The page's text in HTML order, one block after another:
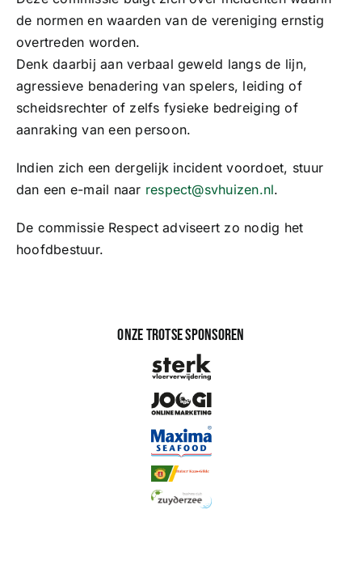
Sponsoren
Commissies
ClubTV
Club van 100
Activiteiten
Commissie Respect
Overige commissies
de normen en waarden van de vereniging ernstig
overtreden worden.
Denk daarbij aan verbaal geweld langs de lijn,
agressieve benadering van spelers, leiding of
scheidsrechter of zelfs fysieke bedreiging of
aanraking van een persoon.
Indien zich een dergelijk incident voordoet, stuur
dan een e-mail naar respect@svhuizen.nl.
De commissie Respect adviseert zo nodig het
hoofdbestuur.
Onze trotse sponsoren